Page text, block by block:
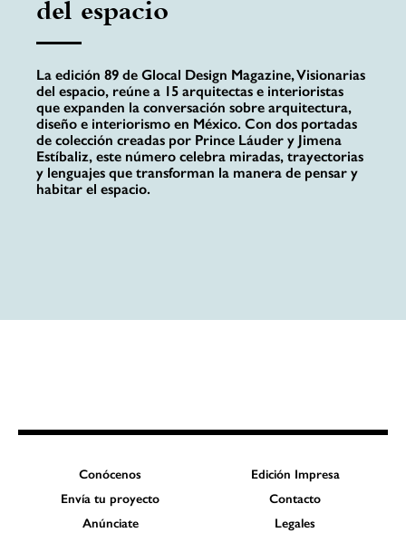
del espacio
La edición 89 de Glocal Design Magazine, Visionarias
del espacio, reúne a 15 arquitectas e interioristas
que expanden la conversación sobre arquitectura,
diseño e interiorismo en México. Con dos portadas
de colección creadas por Prince Láuder y Jimena
Estíbaliz, este número celebra miradas, trayectorias
y lenguajes que transforman la manera de pensar y
habitar el espacio.
Conócenos
Edición Impresa
Envía tu proyecto
Contacto
Anúnciate
Legales